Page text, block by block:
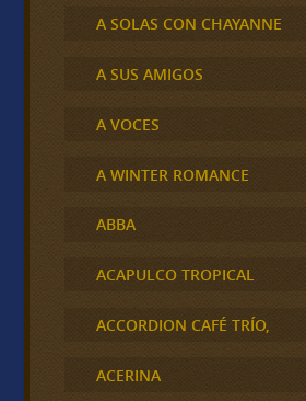
A SOLAS CON CHAYANNE
A SUS AMIGOS
A VOCES
A WINTER ROMANCE
ABBA
ACAPULCO TROPICAL
ACCORDION CAFÉ TRÍO,
ACERINA